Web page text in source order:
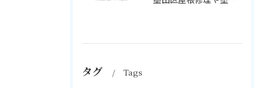
タグ Tags